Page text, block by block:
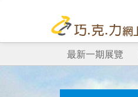
最新一期展覽